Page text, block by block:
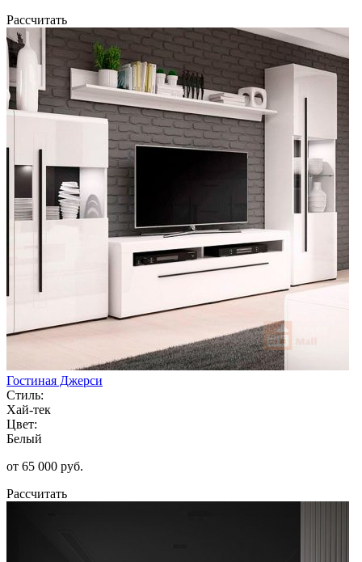
Рассчитать
Гостиная Джерси
Стиль:
Хай-тек
Цвет:
Белый
от 65 000 руб.
Рассчитать